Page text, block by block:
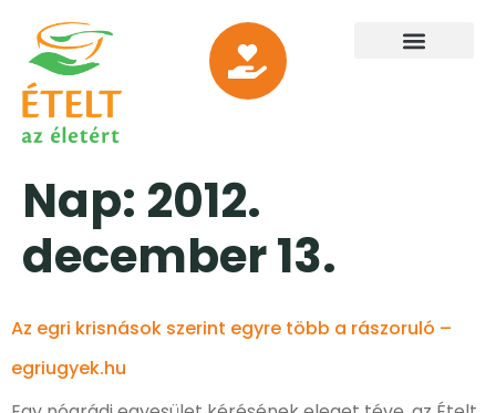
Nap: 2012.
december 13.
Az egri krisnások szerint egyre több a rászoruló –
egriugyek.hu